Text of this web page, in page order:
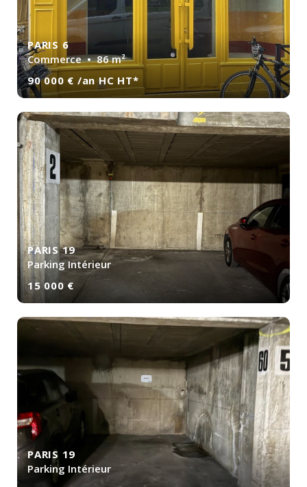
PARIS 6
Commerce• 86 m²
90 000 € /an HC HT*
PARIS 19
Parking Intérieur
15 000 €
PARIS 19
Parking Intérieur